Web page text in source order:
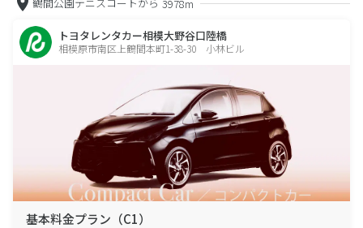
3978m
トヨタレンタカー相模大野谷口陸橋
相模原市南区上鶴間本町1-38-30 小林ビル
基本料金プラン（C1）